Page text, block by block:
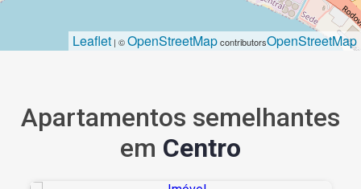
Leaflet | ©OpenStreetMapcontributorsOpenStreetMap
Apartamentos semelhantes
em Centro